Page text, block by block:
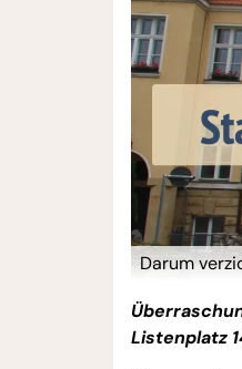
Darum
Listenplatz